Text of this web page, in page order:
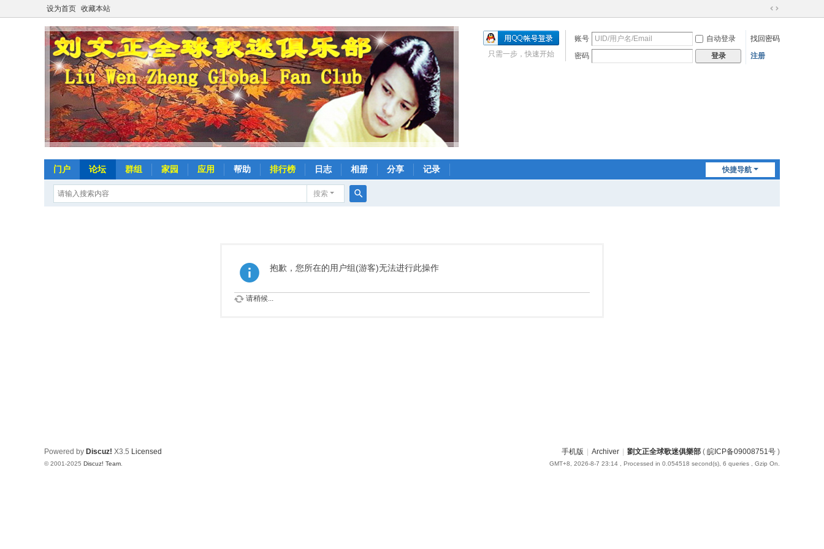
设为首页 收藏本站
切
到
账号 自动登录
找回密码
密码
登录 注册
只需一步，快速开始
快捷导航
门户 论坛 群组 家园 应用 帮助 排行榜 日志 相册 分享 记录
搜索
抱歉，您所在的用户组(游客)无法进行此操作
请稍候...
手机版 Archiver 劉文正全球歌迷俱樂部 ( 皖ICP备09008751号 )
GMT+8, 2026-8-7 23:14 , Processed in 0.054518 second(s), 6 queries , Gzip On.
Powered by Discuz! X3.5 Licensed
© 2001-2025 Discuz! Team